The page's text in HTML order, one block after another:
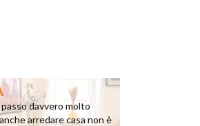
davvero molto
arredare casa non è